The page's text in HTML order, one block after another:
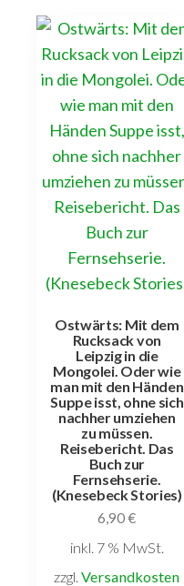
Ostwärts: Mit dem
Rucksack von
Leipzig in die
Mongolei. Oder wie
man mit den Händen
Suppe isst, ohne sich
nachher umziehen
zu müssen.
Reisebericht. Das
Buch zur
Fernsehserie.
(Knesebeck Stories)
6,90€
inkl. 7 % MwSt.
zzgl.Versandkosten